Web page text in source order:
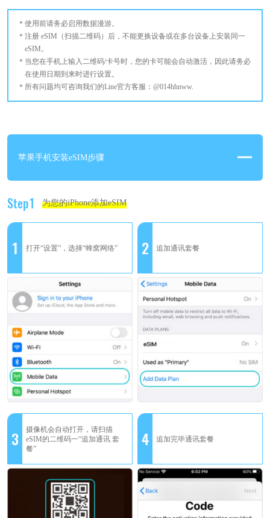
使用前请务必启用数据漫游。
注册 eSIM（扫描二维码）后，不能更换设备或在多台设备上安装同一
eSIM。
当您在手机上输入二维码/卡号时，您的卡可能会自动激活，因此请务必
在使用日期到来时进行设置。
所有问题均可咨询我们的Line官方客服：@014hhnww.
苹果手机安装eSIM步骤
Step1 为您的iPhone添加eSIM
1 打开“设置”，选择“蜂窝网络” 2 追加通讯套餐
3
摄像机会自动打开，请扫描
eSIM的二维码一“追加通讯 套
餐”
4 追加完毕通讯套餐